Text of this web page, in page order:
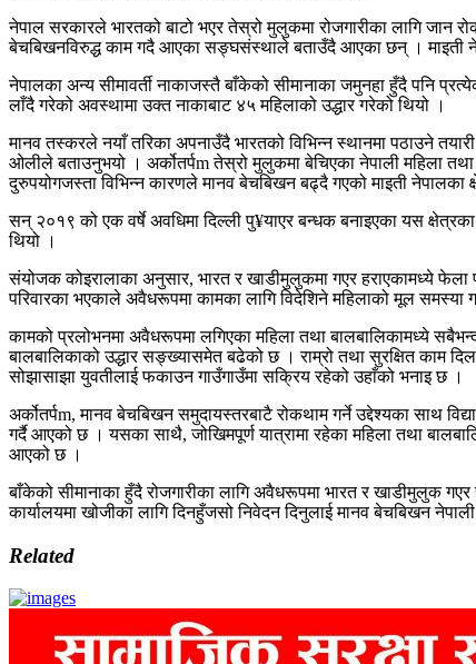
नेपाल सरकारले भारतको बाटो भएर तेस्रो मुलुकमा रोजगारीका लागि जान
बेचबिखनविरुद्ध काम गदै आएका सङ्घसंस्थाले बताउँदै आएका छन् । माइती
नेपालका अन्य सीमावर्ती नाकाजस्तै बाँकेको सीमानाका जमुनहा हुँदै पनि
लाँदै गरेको अवस्थामा उक्त नाकाबाट ४५ महिलाको उद्धार गरेको थियो ।
मानव तस्करले नयाँ तरिका अपनाउँदै भारतको विभिन्न स्थानमा पठाउने
ओलीले बताउनुभयो । अर्कोतर्पm तेस्रो मुलुकमा बेचिएका नेपाली महिला
दुरुपयोगजस्ता विभिन्न कारणले मानव बेचबिखन बढ्दै गएको माइती नेपालका
सन् २०१९ को एक वर्षे अवधिमा दिल्ली पु¥याएर बन्धक बनाइएका यस
थियो ।
संयोजक कोइरालाका अनुसार, भारत र खाडीमुलुकमा गएर हराएकामध्ये फेला
परिवारका भएकाले अवैधरूपमा कामका लागि विदेशिने महिलाको मूल समस्या
कामको प्रलोभनमा अवैधरूपमा लगिएका महिला तथा बालबालिकामध्ये
बालबालिकाको उद्धार सङ्ख्यासमेत बढेको छ । राम्रो तथा सुरक्षित काम
सोझासाझा युवतीलाई फकाउन गाउँगाउँमा सक्रिय रहेको उहाँको भनाइ छ ।
अर्कोतर्पm, मानव बेचबिखन समुदायस्तरबाटै रोकथाम गर्ने उद्देश्यका साथ
गर्दै आएको छ । यसका साथै, जोखिमपूर्ण यात्रामा रहेका महिला तथा
आएको छ ।
बाँकेको सीमानाका हुँदै रोजगारीका लागि अवैधरूपमा भारत र खाडीमुलुक
कार्यालयमा खोजीका लागि दिनहुँजसो निवेदन दिनुलाई मानव बेचबिखन
Related